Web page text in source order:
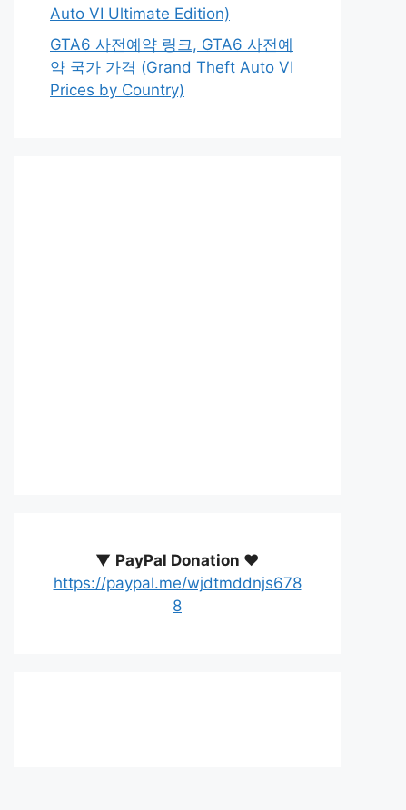
Auto VI Ultimate Edition)
GTA6 사전예약 링크, GTA6 사전예
약 국가 가격 (Grand Theft Auto VI
Prices by Country)
▼ PayPal Donation ♥️
https://paypal.me/wjdtmddnjs678
8